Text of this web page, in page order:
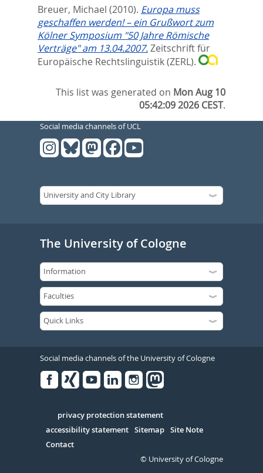
Breuer, Michael (2010). Europa muss
geschaffen werden! – ein Grußwort zum
Kölner Symposium "50 Jahre Römische
Verträge" am 13.04.2007.Zeitschrift für
Europäische Rechtslinguistik (ZERL).
This list was generated on Mon Aug 10
05:42:09 2026 CEST.
Social media channels of UCL
The University of Cologne
Social media channels of the University of Cologne
Serivce
privacy protection statement
accessibility statement Sitemap Site Note
Contact
© University of Cologne